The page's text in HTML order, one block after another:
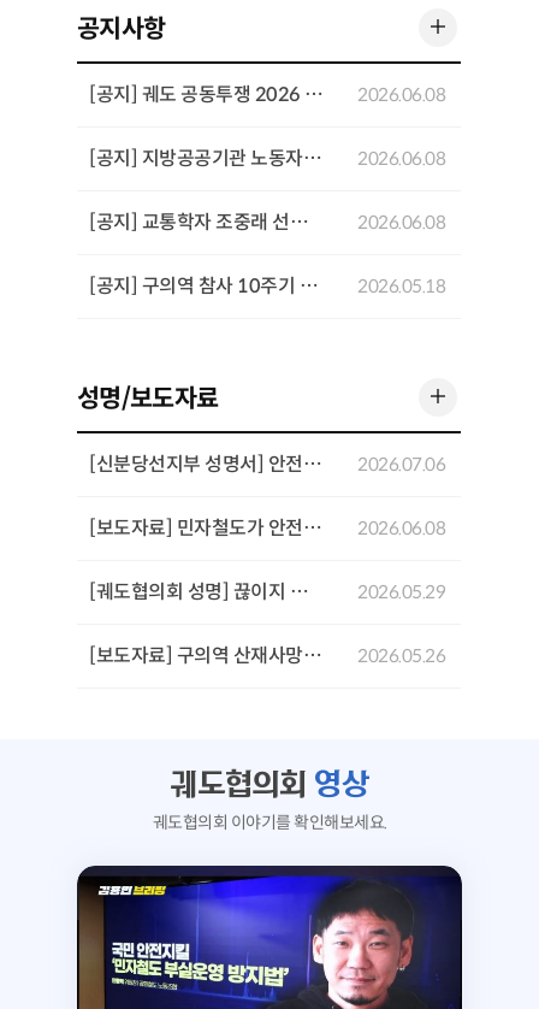
공지사항
[공지] 궤도 공동투쟁 2026 기념행사 개최 2026.06.08
[공지] 지방공공기관 노동자 공동투쟁 결의대회 개최 2026.06.08
[공지] 교통학자 조중래 선생 4주기 추념 좌담회 개최 2026.06.08
[공지] 구의역 참사 10주기 추모기간 주요 일정 2026.05.18
성명/보도자료
[신분당선지부 성명서] 안전과 전문성을 희생시키는 「UTO 고도화를 위한 운영인력 재설계 방안」을 반대한다 2026.07.06
[보도자료] 민자철도가 안전을 위협한다: GTX-A 삼성역 철근 누락 사태로 본 민자철도 안전문제 기자회견 2026.06.08
[궤도협의회 성명] 끊이지 않는 서울시의 참사,'안전 불감증'이 부른 서소문 고가 붕괴사고를 규탄한다! 2026.05.29
[보도자료] 구의역 산재사망 참사 10주기 추모문화제 및 서울시장후보 생명안전시민약속식 2026.05.26
궤도협의회 영상
궤도협의회 이야기를 확인해보세요.